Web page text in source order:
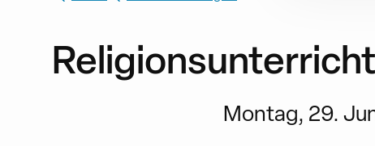
Montag, 29.